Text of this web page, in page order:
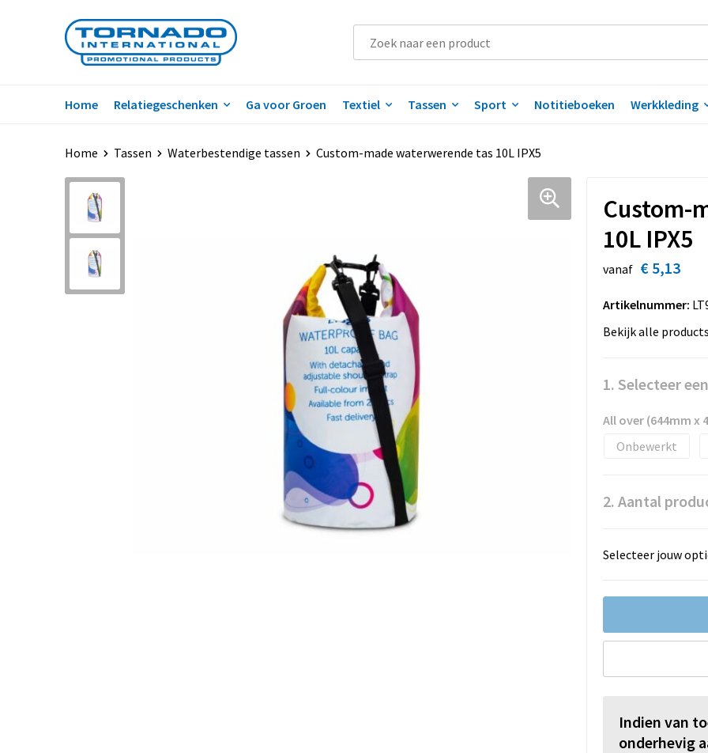
Home Relatiegeschenken Ga voor Groen Textiel Tassen Sport Notitieboeken Werkkleding
Home Tassen Waterbestendige tassen Custom-made waterwerende tas 10L IPX5
Custom-
10L IPX5
vanaf € 5,13
Artikelnummer:
Bekijk alle
1. Selecteer
All over (644mm x
Onbewerkt
2. Aantal
Selecteer jouw
Indien van
onderhevig